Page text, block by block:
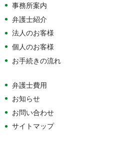
事務所案内
弁護士紹介
法人のお客様
個人のお客様
お手続きの流れ
弁護士費用
お知らせ
お問い合わせ
サイトマップ